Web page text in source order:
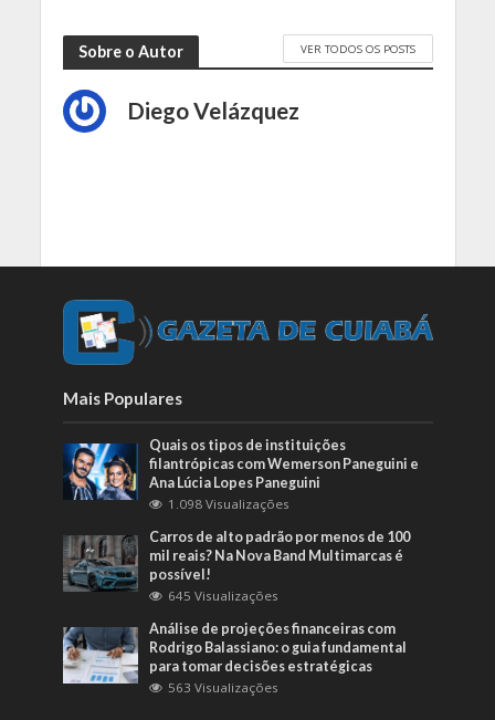
Sobre o Autor VER TODOS OS POSTS
Diego Velázquez
Mais Populares
Quais os tipos de instituições
filantrópicas com Wemerson Paneguini e
Ana Lúcia Lopes Paneguini
1.098 Visualizações
Carros de alto padrão por menos de 100
mil reais? Na Nova Band Multimarcas é
possível!
645 Visualizações
Análise de projeções financeiras com
Rodrigo Balassiano: o guia fundamental
para tomar decisões estratégicas
563 Visualizações